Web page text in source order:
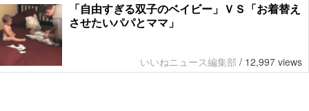
「自由すぎる双子のベイビー」ＶＳ「お着替え
させたいパパとママ」
いいねニュース編集部 / 12,997 views